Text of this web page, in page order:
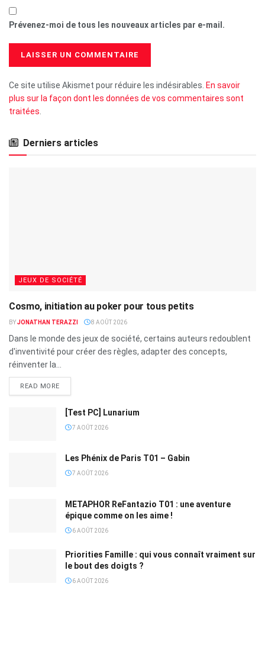
Prévenez-moi de tous les nouveaux articles par e-mail.
Ce site utilise Akismet pour réduire les indésirables. En savoir
plus sur la façon dont les données de vos commentaires sont
traitées
Derniers articles
JEUX DE SOCIÉTÉ
Cosmo, initiation au poker pour tous petits
BYJONATHAN TERAZZI 8 AOÛT 2026
Dans le monde des jeux de société, certains auteurs redoublent
d'inventivité pour créer des règles, adapter des concepts,
réinventer la...
READ MORE
[Test PC] Lunarium
7 AOÛT 2026
Les Phénix de Paris T01 – Gabin
7 AOÛT 2026
METAPHOR ReFantazio T01 : une aventure
épique comme on les aime !
6 AOÛT 2026
Priorities Famille : qui vous connaît vraiment sur
le bout des doigts ?
6 AOÛT 2026